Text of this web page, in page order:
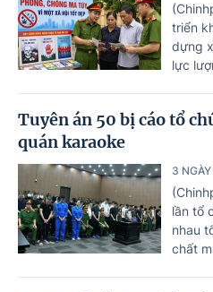
triển
dựng
lực
Tuyên án 50 bị cáo tổ
quán karaoke
3
lần tổ
nhau
chất